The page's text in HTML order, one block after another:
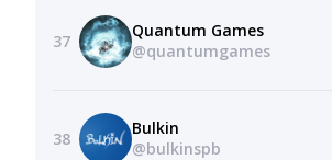
37
Quantum Games
@quantumgames
38
Bulkin
@bulkinspb